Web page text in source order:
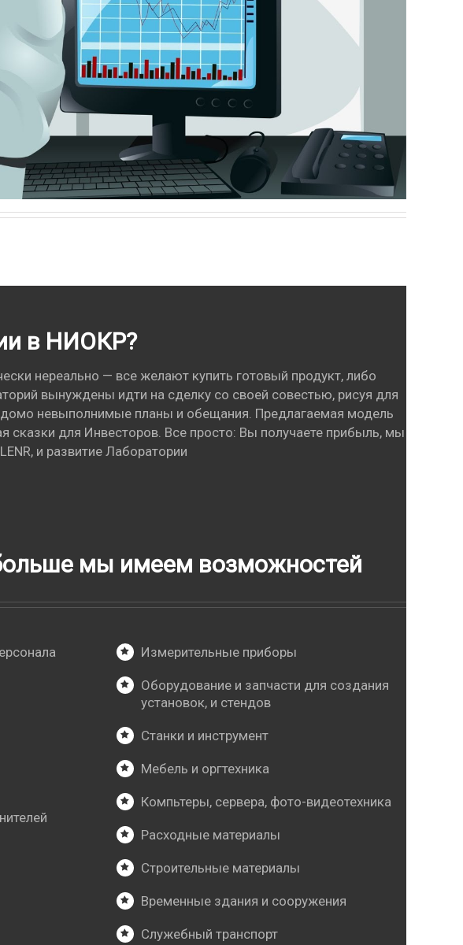
в НИОКР?
нереально — все желают купить готовый продукт, либо
вынуждены идти на сделку со своей совестью, рисуя для
невыполнимые планы и обещания. Предлагаемая модель
для Инвесторов. Все просто: Вы получаете прибыль, мы
и развитие Лаборатории
мы имеем возможностей
Измерительные приборы
Оборудование и запчасти для создания
установок, и стендов
Станки и инструмент
Мебель и оргтехника
Компьтеры, сервера, фото-видеотехника
Расходные материалы
Строительные материалы
Временные здания и сооружения
Служебный транспорт